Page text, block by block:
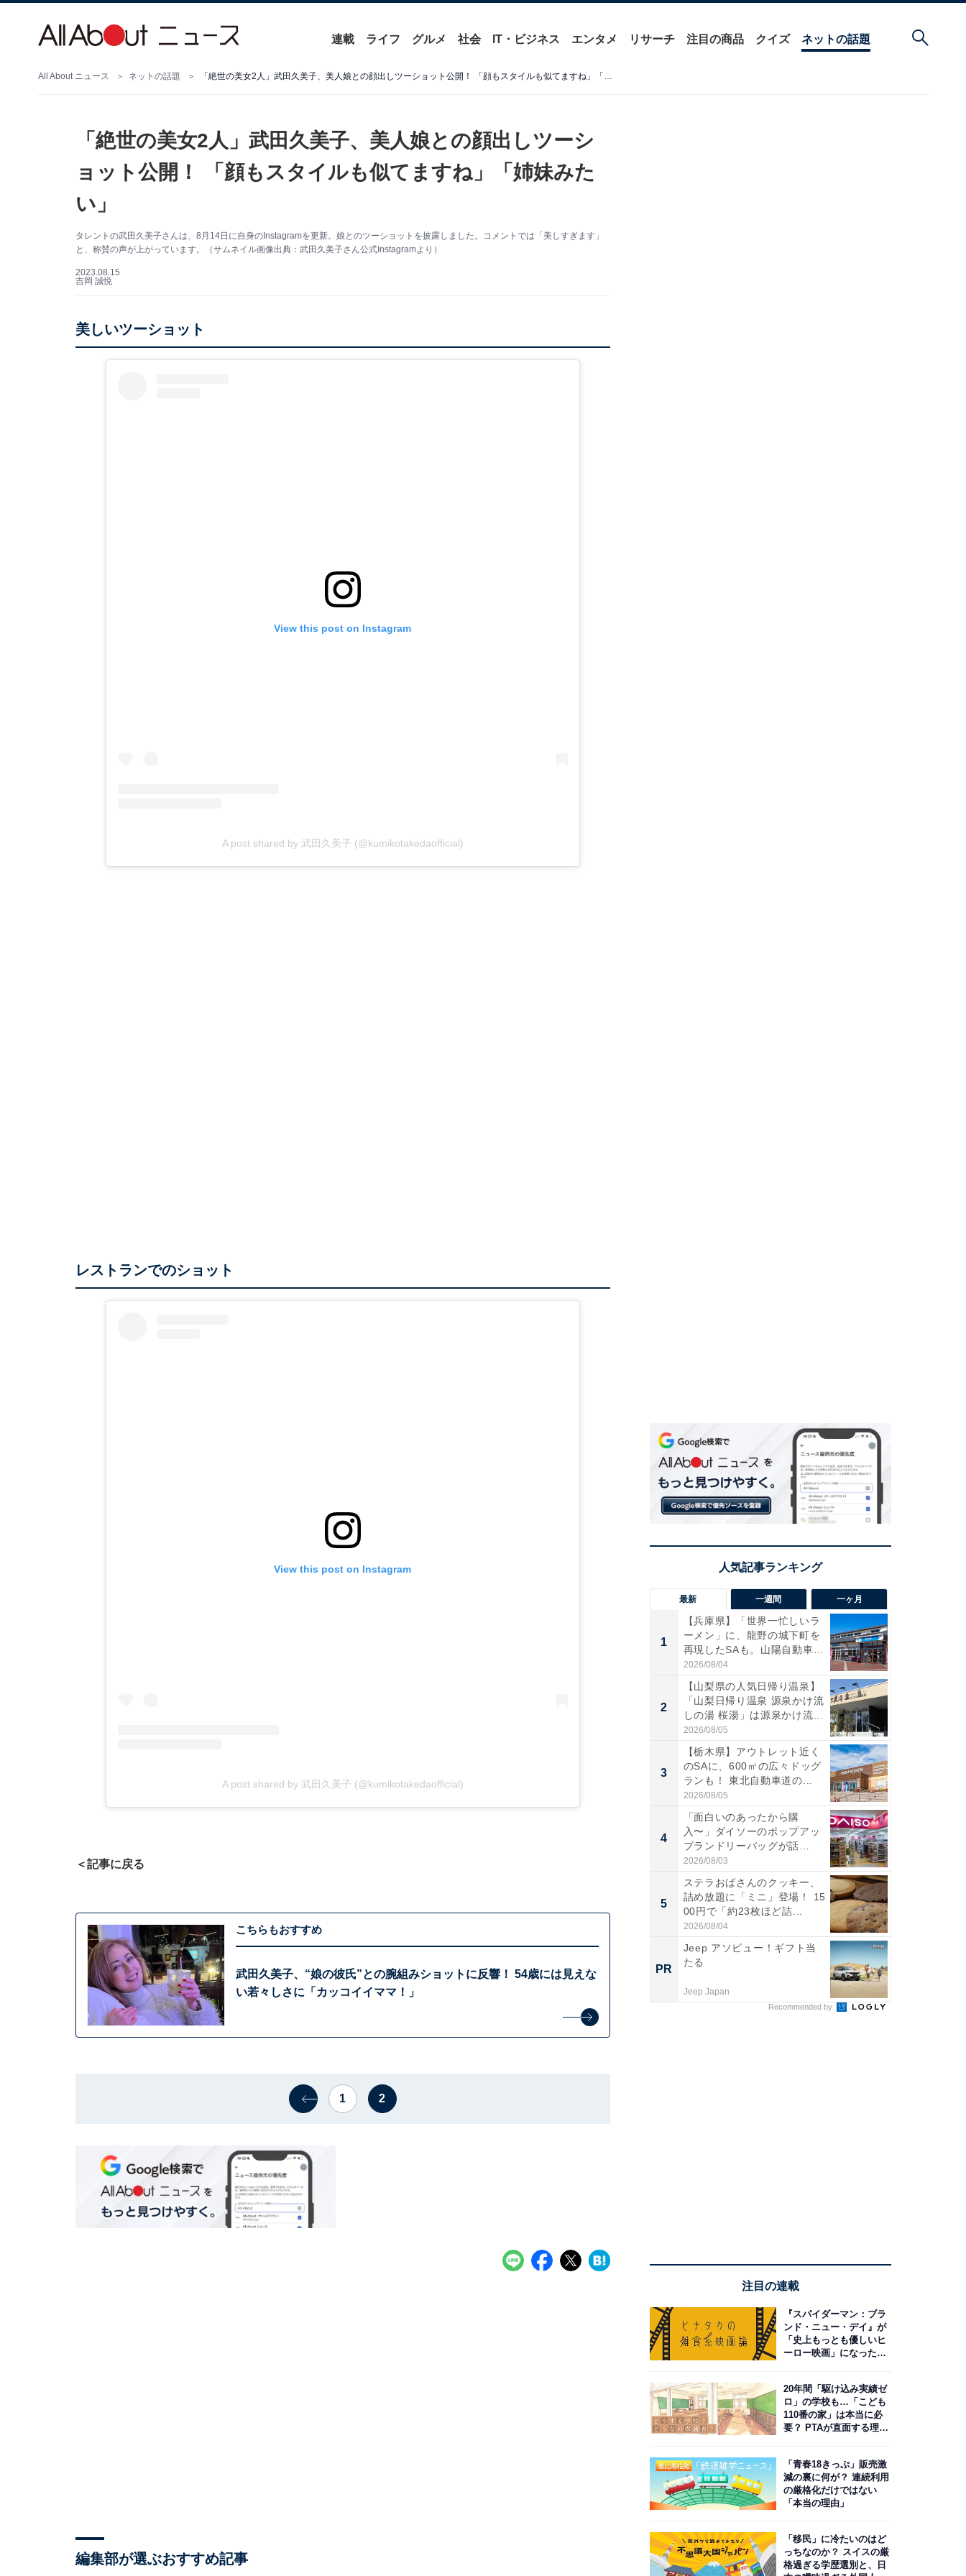
連載 ライフ グルメ 社会 IT・ビジネス エンタメ リサーチ 注目の商品 クイズ ネットの話題
All About ニュース ネットの話題 「絶世の美女2人」武田久美子、美人娘との顔出しツーショット公開！ 「顔もスタイルも似てますね」「姉妹みたい」
「絶世の美女2人」武田久美子、美人娘との顔出しツーシ
ョット公開！ 「顔もスタイルも似てますね」「姉妹みた
い」
タレントの武田久美子さんは、8月14日に自身のInstagramを更新。娘とのツーショットを披露しました。コメントでは「美しすぎます」
と、称賛の声が上がっています。（サムネイル画像出典：武田久美子さん公式Instagramより）
2023.08.15
吉岡 誠悦
美しいツーショット
View this post on Instagram
A post shared by 武田久美子 (@kumikotakedaofficial)
レストランでのショット
View this post on Instagram
A post shared by 武田久美子 (@kumikotakedaofficial)
＜記事に戻る
こちらもおすすめ
武田久美子、“娘の彼氏”との腕組みショットに反響！ 54歳には見えな
い若々しさに「カッコイイママ！」
1 2
編集部が選ぶおすすめ記事
最新 一週間 一ヶ月
1
【兵庫県】「世界一忙しいラ
ーメン」に、龍野の城下町を
再現したSAも。山陽自動車
道...
2026/08/04
2
【山梨県の人気日帰り温泉】
「山梨日帰り温泉 源泉かけ流
しの湯 桜湯」は源泉かけ流...
2026/08/05
3
【栃木県】アウトレット近く
のSAに、600㎡の広々ドッグ
ランも！ 東北自動車道の...
2026/08/05
4
「面白いのあったから購
入〜」ダイソーのポップアッ
プランドリーバッグが話
題。“さま...
2026/08/03
5
ステラおばさんのクッキー、
詰め放題に「ミニ」登場！ 15
00円で「約23枚ほど詰...
2026/08/04
PR
Jeep アソビュー！ギフト当
たる
Jeep Japan
Recommended by
注目の連載
『スパイダーマン：ブラ
ンド・ニュー・デイ』が
「史上もっとも優しいヒ
ーロー映画」になった理
20年間「駆け込み実績ゼ
ロ」の学校も…「こども
110番の家」は本当に必
要？ PTAが直面する理想
「青春18きっぷ」販売激
減の裏に何が？ 連続利用
の厳格化だけではない
「本当の理由」
「移民」に冷たいのはど
っちなのか？ スイスの厳
格過ぎる学歴選別と、日